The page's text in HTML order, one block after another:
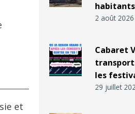
et
2 août 2026
Cabaret
les
29 juillet